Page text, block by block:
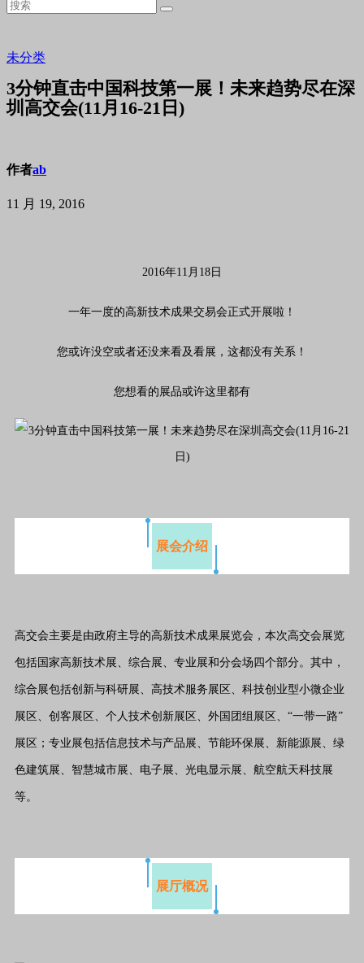
未分类
3分钟直击中国科技第一展！未来趋势尽在深
圳高交会(11月16-21日)
作者ab
11 月 19, 2016
2016年11月18日
一年一度的高新技术成果交易会正式开展啦！
您或许没空或者还没来看及看展，这都没有关系！
您想看的展品或许这里都有
展会介绍
高交会主要是由政府主导的高新技术成果展览会，本次高交会展览
包括国家高新技术展、综合展、专业展和分会场四个部分。其中，
综合展包括创新与科研展、高技术服务展区、科技创业型小微企业
展区、创客展区、个人技术创新展区、外国团组展区、“一带一路”
展区；专业展包括信息技术与产品展、节能环保展、新能源展、绿
色建筑展、智慧城市展、电子展、光电显示展、航空航天科技展
等。
展厅概况